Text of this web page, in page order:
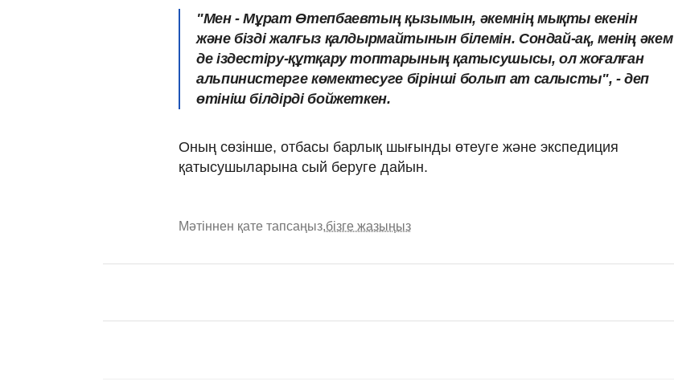
"Мен - Мұрат Өтепбаевтың қызымын, әкемнің мықты екенін
және бізді жалғыз қалдырмайтынын білемін. Сондай-ақ, менің әкем
де іздестіру-құтқару топтарының қатысушысы, ол жоғалған
альпинистерге көмектесуге бірінші болып ат салысты", - деп
өтініш білдірді бойжеткен.
Оның сөзінше, отбасы барлық шығынды өтеуге және экспедиция
қатысушыларына сый беруге дайын.
Мәтіннен қате тапсаңыз,бізге жазыңыз